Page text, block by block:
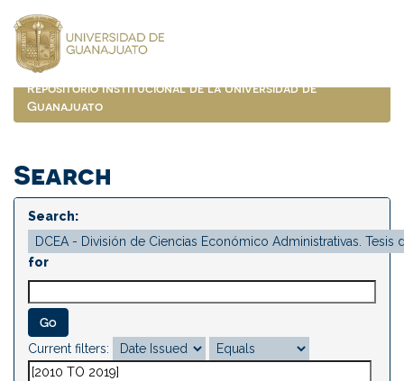
navigation
Repositorio Institucional de la Universidad de
Guanajuato
Search
Search:
for
Current filters: